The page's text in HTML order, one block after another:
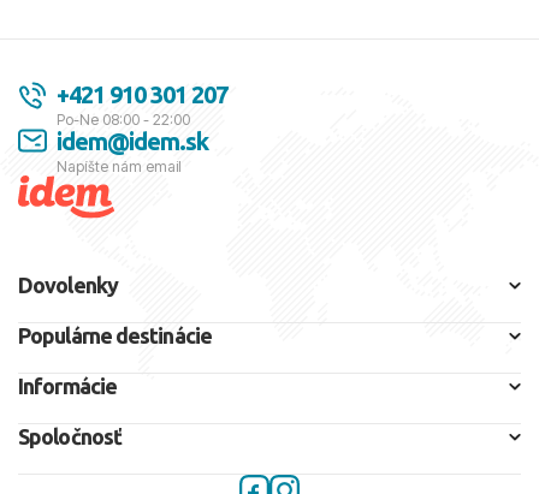
+421 910 301 207
Po-Ne 08:00 - 22:00
idem@idem.sk
Napíšte nám email
Dovolenky
Populárne destinácie
Informácie
Spoločnosť